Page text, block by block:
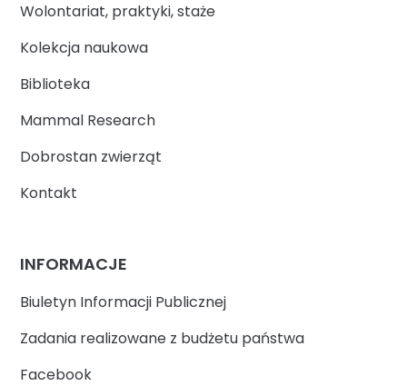
Wolontariat, praktyki, staże
Kolekcja naukowa
Biblioteka
Mammal Research
Dobrostan zwierząt
Kontakt
INFORMACJE
Biuletyn Informacji Publicznej
Zadania realizowane z budżetu państwa
Facebook